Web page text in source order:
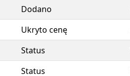
Dodano
Ukryto cenę
Status
Status